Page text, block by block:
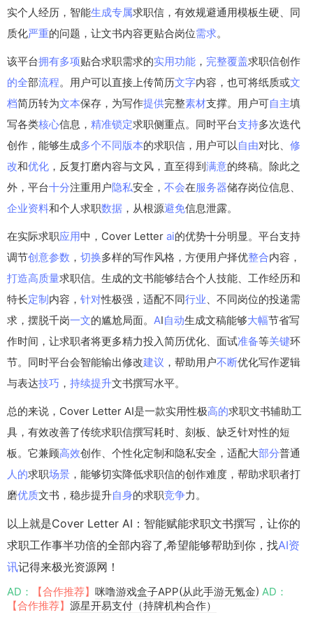
实个人经历，智能生成专属求职信，有效规避通用模板生硬、同
质化严重的问题，让文书内容更贴合岗位需求。
该平台拥有多项贴合求职需求的实用功能 ， 完整覆盖求职信创作
的全部流程。用户可以直接上传简历文字内容，也可将纸质或文
档简历转为文本保存，为写作提供完整素材支撑。用户可自主填
写各类核心信息， 精准锁定求职侧重点。同时平台支持多次迭代
创作，能够生成多个不同版本的求职信，用户可以自由对比、 修
改和优化 ，反复打磨内容与文风，直至得到 满意的终稿。除此之
外，平台十分注重用户隐私安全， 不会在服务器储存岗位信息、
企业资料和个人求职数据 ，从根源避免信息泄露。
在实际求职应用中，Cover Letter ai的优势十分明显。平台支持
调节创意参数 ， 切换多样的写作风格，方便用户择优整合内容，
打造高质量求职信。生成的文书能够结合个人技能、工作经历和
特长定制 内容， 针对性极强，适配不同行业、不同岗位的投递需
求，摆脱千岗一文的尴尬局面。 AI自动生成文稿能够大幅节省写
作时间，让求职者将更多精力投入简历优化、面试准备等关键环
节。同时平台会智能输出修改建议 ，帮助用户不断优化写作逻辑
与表达技巧 ， 持续提升文书撰写水平。
总的来说，Cover Letter AI是一款实用性极高的求职文书辅助工
具，有效改善了传统求职信撰写耗时、刻板、缺乏针对性的短
板。它兼顾高效创作、个性化定制和隐私安全，适配大部分普通
人的求职场景 ，能够切实降低求职信的创作难度，帮助求职者打
磨优质文书，稳步提升自身的求职竞争力。
以上就是Cover Letter AI：智能赋能求职文书撰写，让你的
求职工作事半功倍的全部内容了,希望能够帮助到你，找AI资
讯记得来极光资源网！
AD： 【合作推荐】 咪噜游戏盒子APP(从此手游无氪金) AD：
【合作推荐】 源星开易支付（持牌机构合作）